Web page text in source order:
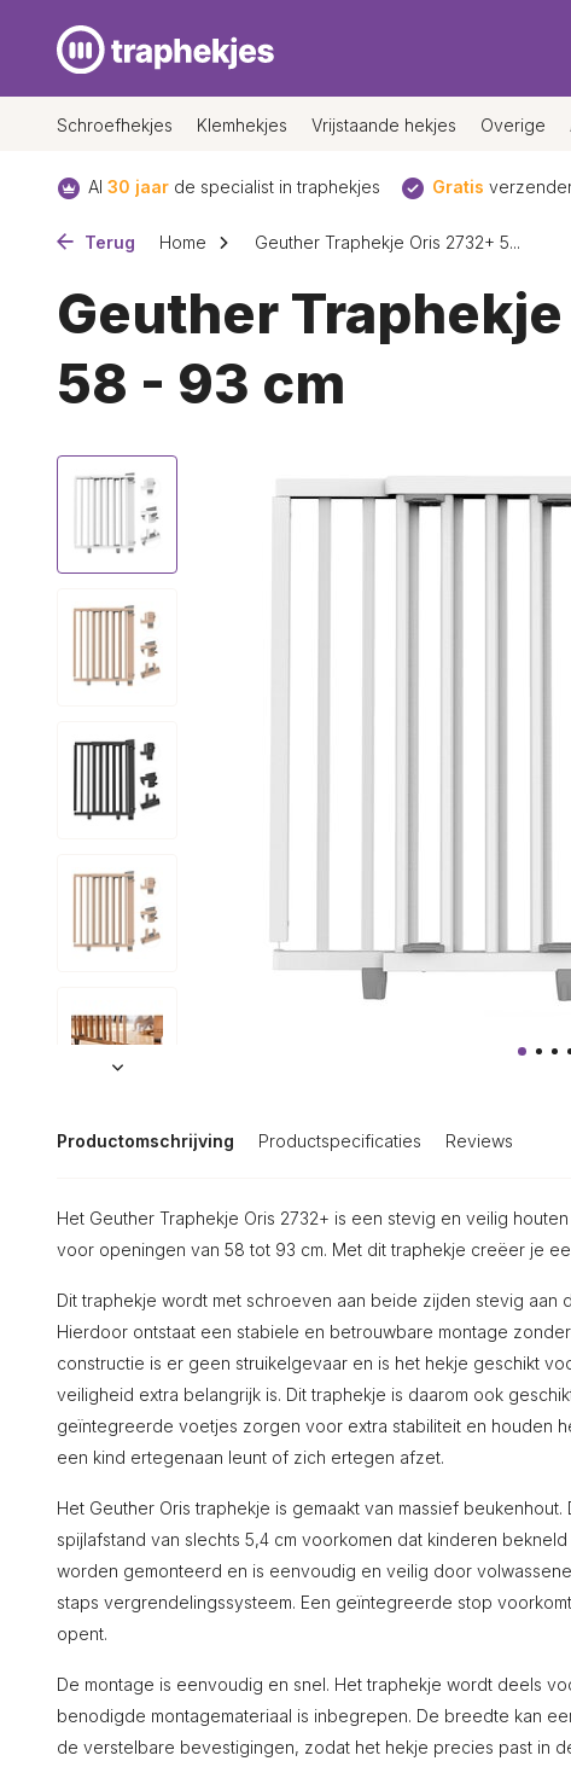
Schroefhekjes Klemhekjes Vrijstaande hekjes Overige
Al 30 jaar de specialist in traphekjes Gratis
Terug Home Geuther Traphekje Oris 2732+ 5...
Geuther
58 - 93 cm
Productomschrijving Productspecificaties Reviews
Het Geuther Traphekje Oris 2732+ is een stevig en veilig
voor openingen van 58 tot 93 cm. Met dit traphekje creëer je
Dit traphekje wordt met schroeven aan beide zijden stevig aan
Hierdoor ontstaat een stabiele en betrouwbare montage
constructie is er geen struikelgevaar en is het hekje geschikt
veiligheid extra belangrijk is. Dit traphekje is daarom ook
geïntegreerde voetjes zorgen voor extra stabiliteit en houden
een kind ertegenaan leunt of zich ertegen afzet.
Het Geuther Oris traphekje is gemaakt van massief
spijlafstand van slechts 5,4 cm voorkomen dat kinderen
worden gemonteerd en is eenvoudig en veilig door
staps vergrendelingssysteem. Een geïntegreerde stop
opent.
De montage is eenvoudig en snel. Het traphekje wordt deels
benodigde montagemateriaal is inbegrepen. De breedte kan
de verstelbare bevestigingen, zodat het hekje precies past in